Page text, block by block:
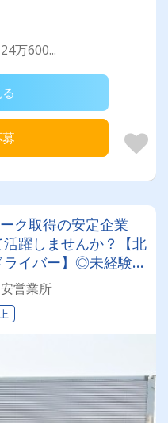
万600...
ク取得の安定企業
躍しませんか？【北
イバー】◎未経験歓
与年3回（昨年度実
車メイン
営業所